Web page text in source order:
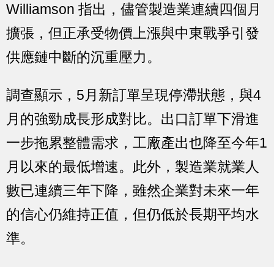
Williamson 指出，儘管製造業連續四個月
擴張，但正承受物價上漲與中東戰爭引發
供應鏈中斷的沉重壓力。
調查顯示，5月新訂單呈現停滯狀態，與4
月的強勁成長形成對比。出口訂單下滑進
一步拖累整體需求，工廠產出也降至今年1
月以來的最低增速。此外，製造業就業人
數已連續三年下降，雖然企業對未來一年
的信心仍維持正值，但仍低於長期平均水
準。